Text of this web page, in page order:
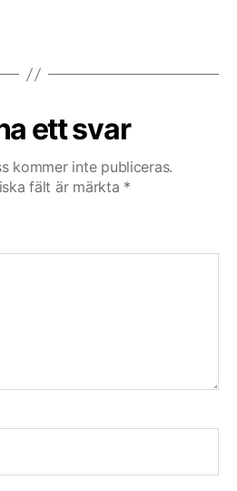
ett svar
kommer inte publiceras.
fält är märkta *